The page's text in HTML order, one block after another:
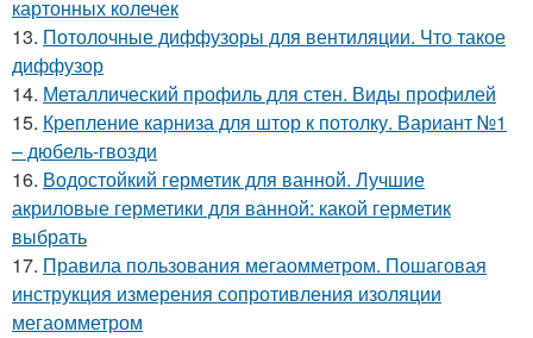
картонных колечек
13. Потолочные диффузоры для вентиляции. Что такое
диффузор
14. Металлический профиль для стен. Виды профилей
15. Крепление карниза для штор к потолку. Вариант №1
– дюбель-гвозди
16. Водостойкий герметик для ванной. Лучшие
акриловые герметики для ванной: какой герметик
выбрать
17. Правила пользования мегаомметром. Пошаговая
инструкция измерения сопротивления изоляции
мегаомметром